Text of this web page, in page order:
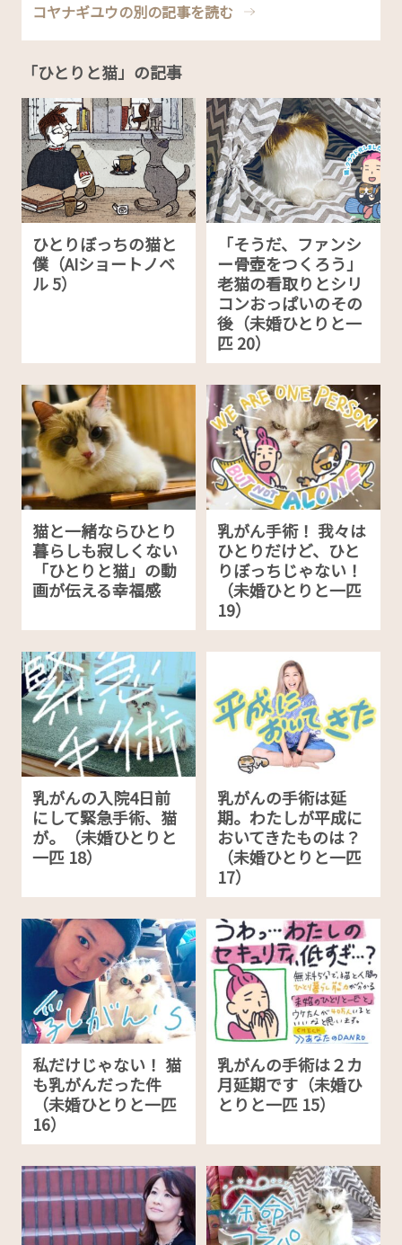
コヤナギユウの別の記事を読む
「ひとりと猫」の記事
ひとりぼっちの猫と
僕（AIショートノベ
ル 5）
「そうだ、ファンシ
ー骨壺をつくろう」
老猫の看取りとシリ
コンおっぱいのその
後（未婚ひとりと一
匹 20）
猫と一緒ならひとり
暮らしも寂しくない
「ひとりと猫」の動
画が伝える幸福感
乳がん手術！ 我々は
ひとりだけど、ひと
りぼっちじゃない！
（未婚ひとりと一匹
19）
乳がんの入院4日前
にして緊急手術、猫
が。（未婚ひとりと
一匹 18）
乳がんの手術は延
期。わたしが平成に
おいてきたものは？
（未婚ひとりと一匹
17）
私だけじゃない！ 猫
も乳がんだった件
（未婚ひとりと一匹
16）
乳がんの手術は２カ
月延期です（未婚ひ
とりと一匹 15）